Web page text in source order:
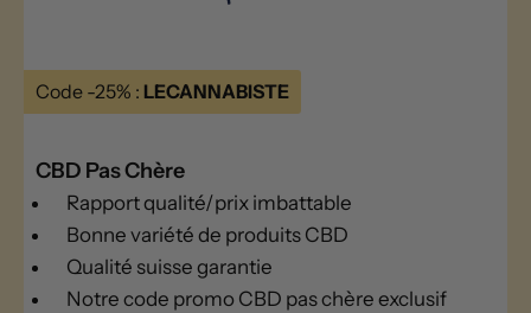
Code -25% : LECANNABISTE
CBD Pas Chère
Rapport qualité/prix imbattable
Bonne variété de produits CBD
Qualité suisse garantie
Notre code promo CBD pas chère exclusif